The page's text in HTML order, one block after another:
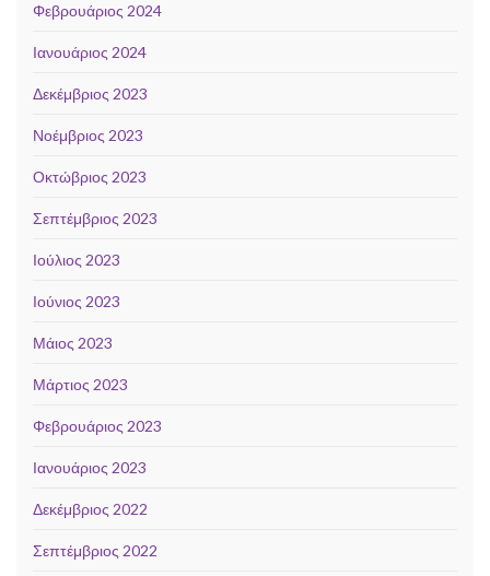
Φεβρουάριος 2024
Ιανουάριος 2024
Δεκέμβριος 2023
Νοέμβριος 2023
Οκτώβριος 2023
Σεπτέμβριος 2023
Ιούλιος 2023
Ιούνιος 2023
Μάιος 2023
Μάρτιος 2023
Φεβρουάριος 2023
Ιανουάριος 2023
Δεκέμβριος 2022
Σεπτέμβριος 2022